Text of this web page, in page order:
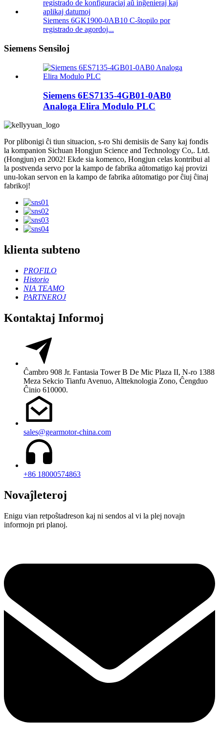
Siemens 6GK1900-0AB10 C-ŝtopilo por
registrado de agordoj...
Siemens Sensiloj
Siemens 6ES7135-4GB01-0AB0
Analoga Elira Modulo PLC
Por plibonigi ĉi tiun situacion, s-ro Shi demisiis de Sany kaj fondis
la kompanion Sichuan Hongjun Science and Technology Co,. Ltd.
(Hongjun) en 2002! Ekde sia komenco, Hongjun celas kontribui al
la postvenda servo por la kampo de fabrika aŭtomatigo kaj provizi
unu-lokan servon en la kampo de fabrika aŭtomatigo por ĉiuj ĉinaj
fabrikoj!
klienta subteno
PROFILO
Historio
NIA TEAMO
PARTNEROJ
Kontaktaj Informoj
Ĉambro 908 Jr. Fantasia Tower B De Mic Plaza II, N-ro 1388
Meza Sekcio Tianfu Avenuo, Altteknologia Zono, Ĉengduo
Ĉinio 610000.
sales@gearmotor-china.com
+86 18000574863
Novaĵleteroj
Enigu vian retpoŝtadreson kaj ni sendos al vi la plej novajn
informojn pri planoj.